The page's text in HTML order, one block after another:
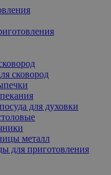
сковород
для духовки
металл
для приготовления